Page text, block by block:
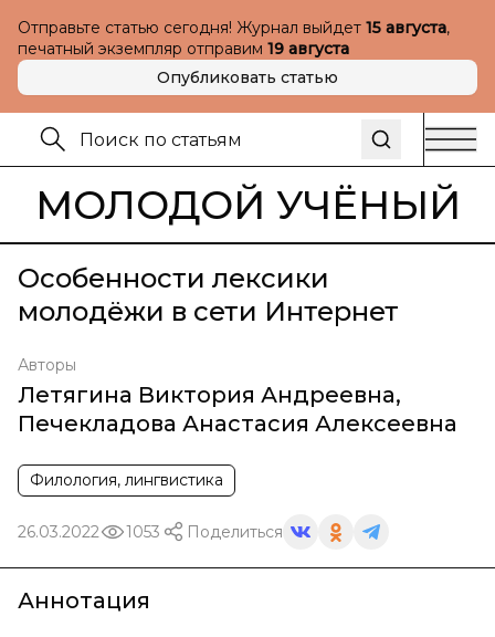
Отправьте статью сегодня! Журнал выйдет 15 августа,
печатный экземпляр отправим 19 августа
Опубликовать статью
МОЛОДОЙ УЧЁНЫЙ
Особенности лексики
молодёжи в сети Интернет
Авторы
Летягина Виктория Андреевна,
Печекладова Анастасия Алексеевна
Филология, лингвистика
26.03.2022 1053 Поделиться
Аннотация